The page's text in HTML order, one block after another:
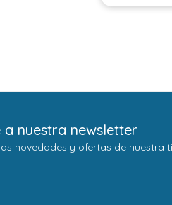
a nuestra newsletter
novedades y ofertas de nuestra